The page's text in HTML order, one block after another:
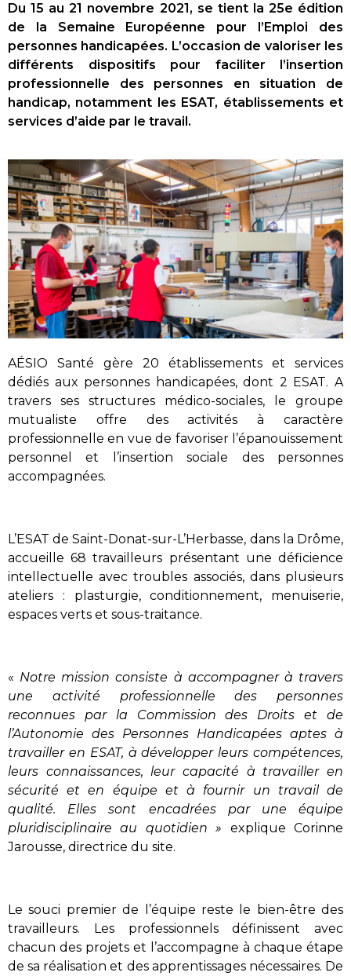
Du 15 au 21 novembre 2021, se tient la 25e édition
de la Semaine Européenne pour l’Emploi des
personnes handicapées. L’occasion de valoriser les
différents dispositifs pour faciliter l’insertion
professionnelle des personnes en situation de
handicap, notamment les ESAT, établissements et
services d’aide par le travail.
AÉSIO Santé gère 20 établissements et services
dédiés aux personnes handicapées, dont 2 ESAT. A
travers ses structures médico-sociales, le groupe
mutualiste offre des activités à caractère
professionnelle en vue de favoriser l’épanouissement
personnel et l’insertion sociale des personnes
accompagnées.
L’ESAT de Saint-Donat-sur-L’Herbasse, dans la Drôme,
accueille 68 travailleurs présentant une déficience
intellectuelle avec troubles associés, dans plusieurs
ateliers : plasturgie, conditionnement, menuiserie,
espaces verts et sous-traitance.
« Notre mission consiste à accompagner à travers
une activité professionnelle des personnes
reconnues par la Commission des Droits et de
l’Autonomie des Personnes Handicapées aptes à
travailler en ESAT, à développer leurs compétences,
leurs connaissances, leur capacité à travailler en
sécurité et en équipe et à fournir un travail de
qualité. Elles sont encadrées par une équipe
pluridisciplinaire au quotidien » explique Corinne
Jarousse, directrice du site.
Le souci premier de l’équipe reste le bien-être des
travailleurs. Les professionnels définissent avec
chacun des projets et l’accompagne à chaque étape
de sa réalisation et des apprentissages nécessaires. De